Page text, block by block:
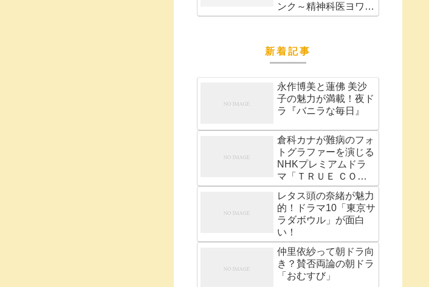
ンク～精神科医ヨワ
イ」
新着記事
永作博美と蓮佛 美沙
子の魅力が満載！夜ド
ラ『バニラな毎日』
倉科カナが難病のフォ
トグラファーを演じる
NHKプレミアムドラ
マ「ＴＲＵＥ ＣＯＬ
ＯＲＳ(トゥルー カラ
ーズ) 」
レタス頭の奈緒が魅力
的！ドラマ10「東京サ
ラダボウル」が面白
い！
仲里依紗って朝ドラ向
き？賛否両論の朝ドラ
「おむすび」